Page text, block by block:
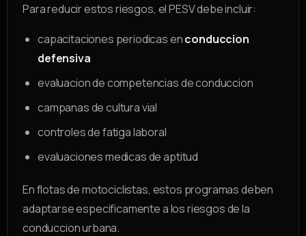
Para reducir estos riesgos, el PESV debe incluir:
capacitaciones periodicas enconduccion
defensiva
evaluacion de competencias de conduccion
campanas de cultura vial
controles de fatiga laboral
evaluaciones medicas de aptitud
En flotas de motociclistas, estos programas deben
adaptarse especificamente a los riesgos de la
conduccion urbana.